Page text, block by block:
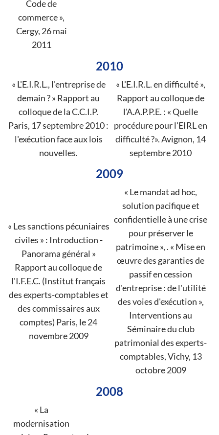
Code de
commerce »,
Cergy, 26 mai
2011
2010
« L'E.I.R.L., l'entreprise de
demain ? » Rapport au
colloque de la C.C.I.P.
Paris, 17 septembre 2010 :
l'exécution face aux lois
nouvelles.
« L'E.I.R.L. en difficulté »,
Rapport au colloque de
l'A.A.P.P.E. : « Quelle
procédure pour l'EIRL en
difficulté ?». Avignon, 14
septembre 2010
2009
« Les sanctions pécuniaires
civiles » : Introduction -
Panorama général »
Rapport au colloque de
l'I.F.E.C. (Institut français
des experts-comptables et
des commissaires aux
comptes) Paris, le 24
novembre 2009
« Le mandat ad hoc,
solution pacifique et
confidentielle à une crise
pour préserver le
patrimoine », . « Mise en
œuvre des garanties de
passif en cession
d'entreprise : de l'utilité
des voies d'exécution »,
Interventions au
Séminaire du club
patrimonial des experts-
comptables, Vichy, 13
octobre 2009
2008
« La
modernisation